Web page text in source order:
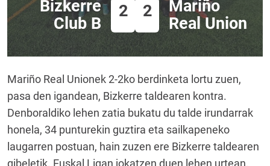
Bizkerre
Club B
2 2
Mariño
Real Union
Mariño Real Unionek 2-2ko berdinketa lortu zuen,
pasa den igandean, Bizkerre taldearen kontra.
Denboraldiko lehen zatia bukatu du talde irundarrak
honela, 34 punturekin guztira eta sailkapeneko
laugarren postuan, hain zuzen ere Bizkerre taldearen
gibeletik. Euskal Ligan jokatzen duen lehen urtean,